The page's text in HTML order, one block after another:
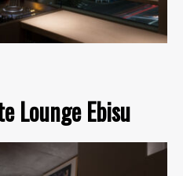
Lounge Ebisu